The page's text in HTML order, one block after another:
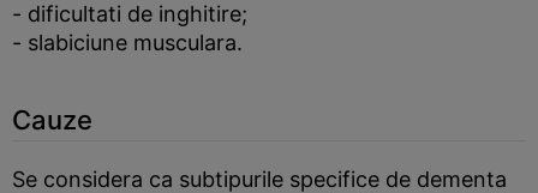
- dificultati de inghitire;
- slabiciune musculara.
Cauze
Se considera ca subtipurile specifice de dementa